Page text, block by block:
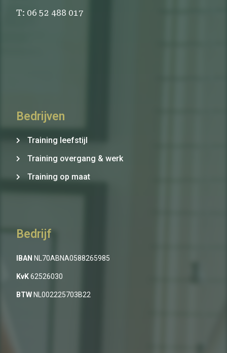
T: 06 52 488 017
Bedrijven
Training leefstijl
Training overgang & werk
Training op maat
Bedrijf
IBAN NL70ABNA0588265985
KvK62526030
BTW NL002225703B22